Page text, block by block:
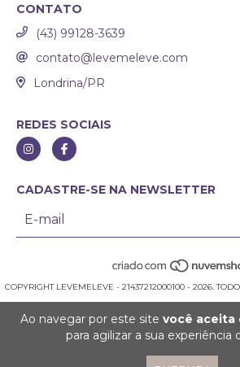
Ao navegar por este site você aceita
para agilizar a sua experiência
CONTATO
(43) 99128-3639
contato@levemeleve.com
Londrina/PR
REDES SOCIAIS
CADASTRE-SE NA NEWSLETTER
COPYRIGHT LEVEMELEVE - 21437212000100 - 2026.